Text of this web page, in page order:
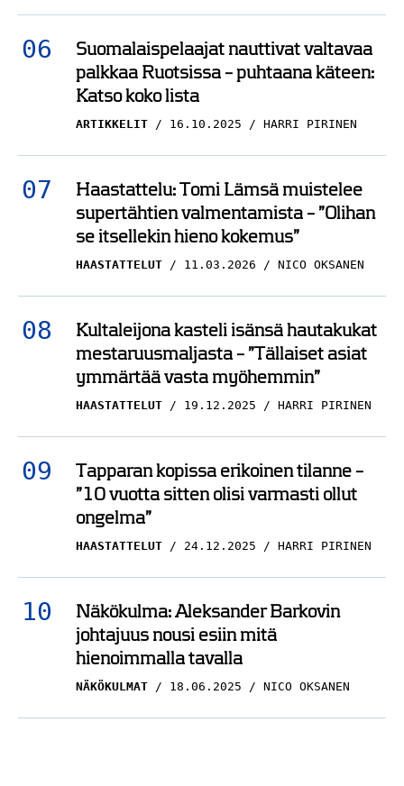
Suomalaispelaajat nauttivat valtavaa
palkkaa Ruotsissa – puhtaana käteen:
Katso koko lista
ARTIKKELIT 16.10.2025 HARRI PIRINEN
Haastattelu: Tomi Lämsä muistelee
supertähtien valmentamista – ”Olihan
se itsellekin hieno kokemus”
HAASTATTELUT 11.03.2026 NICO OKSANEN
Kultaleijona kasteli isänsä hautakukat
mestaruusmaljasta – ”Tällaiset asiat
ymmärtää vasta myöhemmin”
HAASTATTELUT 19.12.2025 HARRI PIRINEN
Tapparan kopissa erikoinen tilanne –
”10 vuotta sitten olisi varmasti ollut
ongelma”
HAASTATTELUT 24.12.2025 HARRI PIRINEN
Näkökulma: Aleksander Barkovin
johtajuus nousi esiin mitä
hienoimmalla tavalla
NÄKÖKULMAT 18.06.2025 NICO OKSANEN